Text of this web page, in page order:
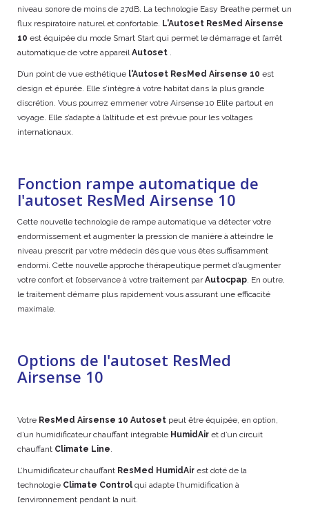
niveau sonore de moins de 27dB. La technologie Easy Breathe permet un
flux respiratoire naturel et confortable. L'Autoset ResMed Airsense
10 est équipée du mode Smart Start qui permet le démarrage et l’arrêt
automatique de votre appareilAutoset .
D’un point de vue esthétique l'Autoset ResMed Airsense 10 est
design et épurée. Elle s’intègre à votre habitat dans la plus grande
discrétion. Vous pourrez emmener votre Airsense 10 Elite partout en
voyage. Elle s’adapte à l’altitude et est prévue pour les voltages
internationaux.
Fonction rampe automatique de
l'autoset ResMed Airsense 10
Cette nouvelle technologie de rampe automatique va détecter votre
endormissement et augmenter la pression de manière à atteindre le
niveau prescrit par votre médecin dès que vous êtes suffisamment
endormi. Cette nouvelle approche thérapeutique permet d’augmenter
votre confort et l’observance à votre traitement parAutocpap. En outre,
le traitement démarre plus rapidement vous assurant une efficacité
maximale.
Options de l'autoset ResMed
Airsense 10
Votre ResMed Airsense 10 Autoset peut être équipée, en option,
d’un humidificateur chauffant intégrable HumidAir et d’un circuit
chauffant Climate Line.
L’humidificateur chauffant ResMed HumidAir est doté de la
technologie Climate Control qui adapte l’humidification à
l’environnement pendant la nuit.